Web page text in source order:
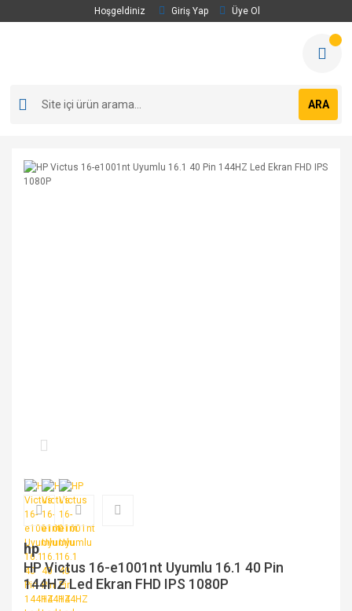
Hoşgeldiniz Giriş Yap Üye Ol
ARA
hp
HP Victus 16-e1001nt Uyumlu 16.1 40 Pin
144HZ Led Ekran FHD IPS 1080P